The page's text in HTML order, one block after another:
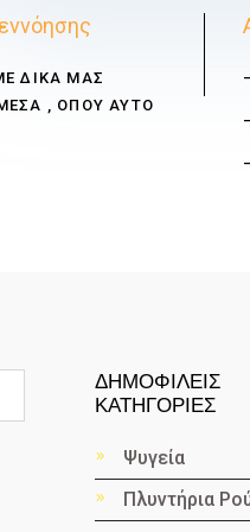
ΔΙΚΑ ΜΑΣ
, ΟΠΟΥ ΑΥΤΟ
ΔΗΜΟΦΙΛΕΙΣ
ΚΑΤΗΓΟΡΙΕΣ
Ψυγεία
Πλυντήρια